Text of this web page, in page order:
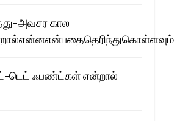
அவசர கால
டெட் ஃபண்ட்கள் என்றால்